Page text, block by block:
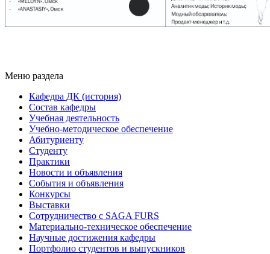
Меню раздела
Кафедра ДК (история)
Состав кафедры
Учебная деятельность
Учебно-методическое обеспечение
Абитуриенту
Студенту
Практики
Новости и объявления
События и объявления
Конкурсы
Выставки
Сотрудничество с SAGA FURS
Материально-техническое обеспечение
Научные достижения кафедры
Портфолио студентов и выпускников